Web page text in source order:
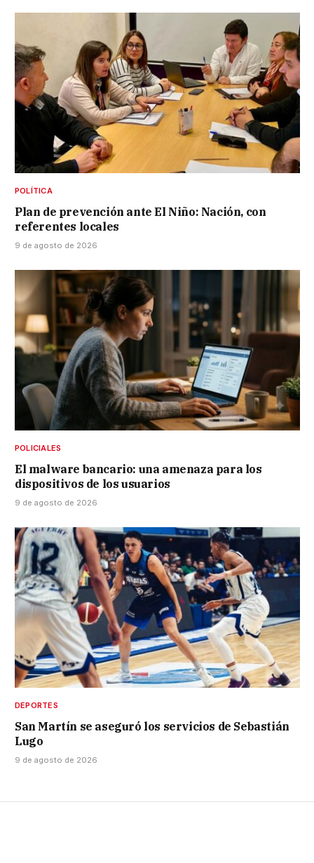
POLÍTICA
Plan de prevención ante El Niño: Nación, con
referentes locales
9 de agosto de 2026
POLICIALES
El malware bancario: una amenaza para los
dispositivos de los usuarios
9 de agosto de 2026
DEPORTES
San Martín se aseguró los servicios de Sebastián
Lugo
9 de agosto de 2026